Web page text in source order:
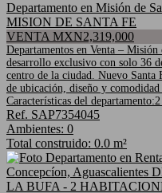
Departamento en Misión de
MISION DE SANTA FE
VENTA MXN2,319,000
Departamentos en Venta –
desarrollo exclusivo con solo 36
centro de la ciudad. Nuevo Santa
de ubicación, diseño y
Características del
Ref. SAP7354045
Ambientes: 0
Total construido: 0.0 m²